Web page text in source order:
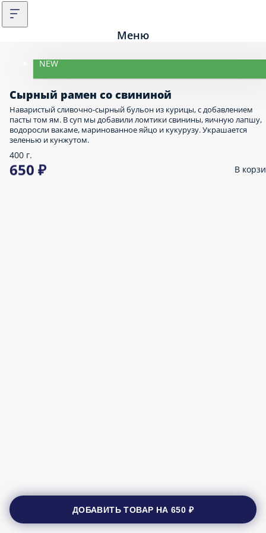
Меню
NEW
Сырный рамен со свининой
Наваристый сливочно-сырный бульон из курицы, с добавлением
пасты том ям. В суп мы добавили ломтики свинины, яичную лапшу,
водоросли вакаме, маринованное яйцо и кукурузу. Украшается
зеленью и кунжутом.
400 г.
650 ₽ В
ДОБАВИТЬ ТОВАР НА650 ₽